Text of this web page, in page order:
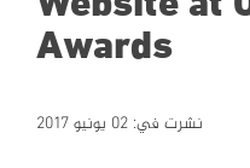
Awards
نشرت في: 02 يونيو 2017